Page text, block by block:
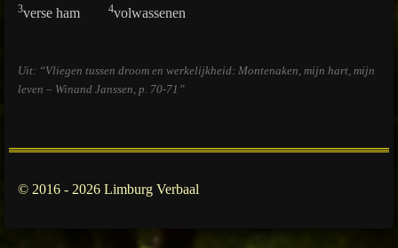
3verse ham 4volwassenen
Uit: “Vliegen tussen droom en werkelijkheid: Montenaken, mijn hart, mijn
leven – Winand Janssen, p. 70-71”
© 2016 - 2026 Limburg Verbaal